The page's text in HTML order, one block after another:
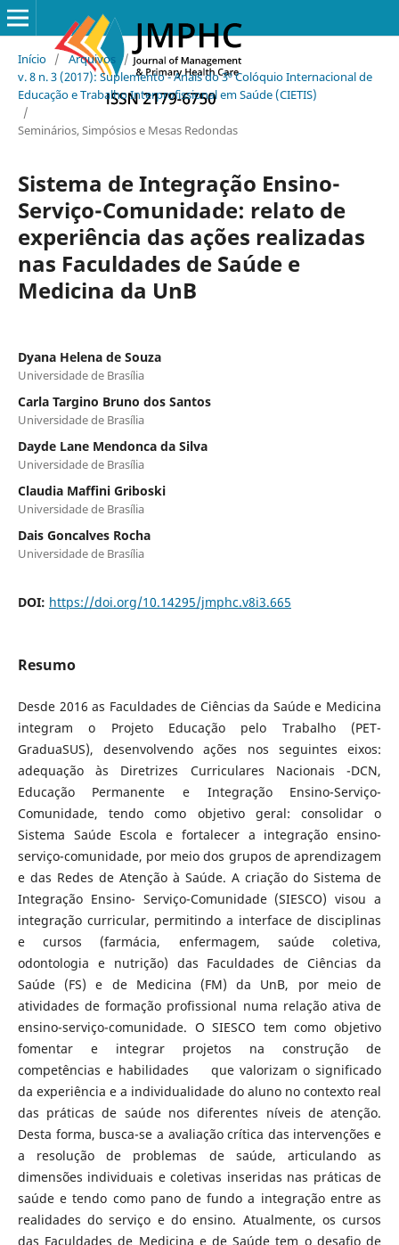
Início / Arquivos /
v. 8 n. 3 (2017): Suplemento - Anais do 3º Colóquio Internacional de
Educação e Trabalho Interprofissional em Saúde (CIETIS)
/
Seminários, Simpósios e Mesas Redondas
Sistema de Integração Ensino-
Serviço-Comunidade: relato de
experiência das ações realizadas
nas Faculdades de Saúde e
Medicina da UnB
Dyana Helena de Souza
Universidade de Brasília
Carla Targino Bruno dos Santos
Universidade de Brasília
Dayde Lane Mendonca da Silva
Universidade de Brasília
Claudia Maﬃni Griboski
Universidade de Brasília
Dais Goncalves Rocha
Universidade de Brasília
DOI: https://doi.org/10.14295/jmphc.v8i3.665
Resumo
Desde 2016 as Faculdades de Ciências da Saúde e Medicina
integram o Projeto Educação pelo Trabalho (PET-
GraduaSUS), desenvolvendo ações nos seguintes eixos:
adequação às Diretrizes Curriculares Nacionais -DCN,
Educação Permanente e Integração Ensino-Serviço-
Comunidade, tendo como objetivo geral: consolidar o
Sistema Saúde Escola e fortalecer a integração ensino-
serviço-comunidade, por meio dos grupos de aprendizagem
e das Redes de Atenção à Saúde. A criação do Sistema de
Integração Ensino- Serviço-Comunidade (SIESCO) visou a
integração curricular, permitindo a interface de disciplinas
e cursos (farmácia, enfermagem, saúde coletiva,
odontologia e nutrição) das Faculdades de Ciências da
Saúde (FS) e de Medicina (FM) da UnB, por meio de
atividades de formação profissional numa relação ativa de
ensino-serviço-comunidade. O SIESCO tem como objetivo
fomentar e integrar projetos na construção de
competências e habilidades que valorizam o significado
da experiência e a individualidade do aluno no contexto real
das práticas de saúde nos diferentes níveis de atenção.
Desta forma, busca-se a avaliação crítica das intervenções e
a resolução de problemas de saúde, articulando as
dimensões individuais e coletivas inseridas nas práticas de
saúde e tendo como pano de fundo a integração entre as
realidades do serviço e do ensino. Atualmente, os cursos
das Faculdades de Medicina e de Saúde tem o desafio de